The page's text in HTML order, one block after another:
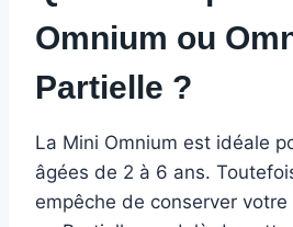
Omnium ou
Partielle ?
La Mini Omnium est idéale
âgées de 2 à 6 ans.
empêche de conserver votre